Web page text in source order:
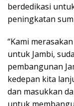
berdedikasi
peningkatan
“Kami
untuk Jambi,
pembangunan
kedepan kita
dan masukkan
untuk